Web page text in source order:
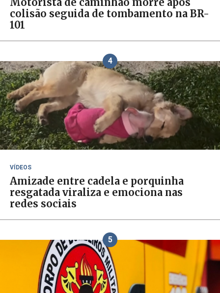
colisão seguida de tombamento na BR-
101
4
VÍDEOS
Amizade entre cadela e porquinha
resgatada viraliza e emociona nas
redes sociais
5